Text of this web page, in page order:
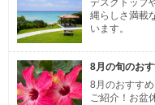
デスクトップ
縄らしさ満載
います。
8月の旬のおす
8月のおすす
ご紹介！お盆